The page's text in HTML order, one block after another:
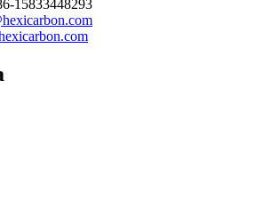
15833448293